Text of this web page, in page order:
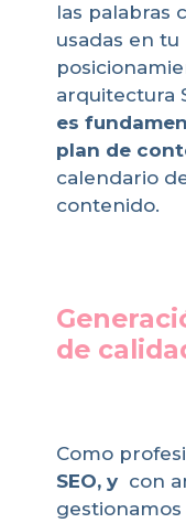
las palabras
usadas en
arquitectura
es
plan de
calendario
contenido.
de
Como
SEO, y con
gestionamos